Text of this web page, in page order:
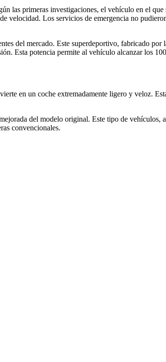
las primeras investigaciones, el vehículo en el que
velocidad. Los servicios de emergencia no
del mercado. Este superdeportivo, fabricado
Esta potencia permite al vehículo alcanzar los
en un coche extremadamente ligero y veloz.
del modelo original. Este tipo de vehículos,
convencionales.